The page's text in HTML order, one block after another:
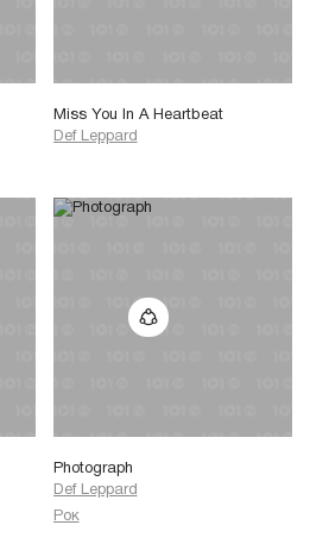
Miss You In A Heartbeat
Def Leppard
Photograph
Def Leppard
Рок